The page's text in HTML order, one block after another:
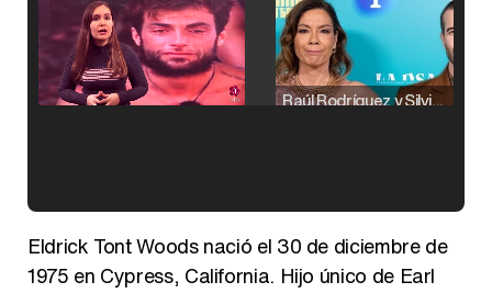
Raúl Rodríguez y Silvia Taulés nos cuentan su papel en 'La familia de la tele'
Eldrick Tont Woods nació el 30 de diciembre de
1975 en Cypress, California. Hijo único de Earl